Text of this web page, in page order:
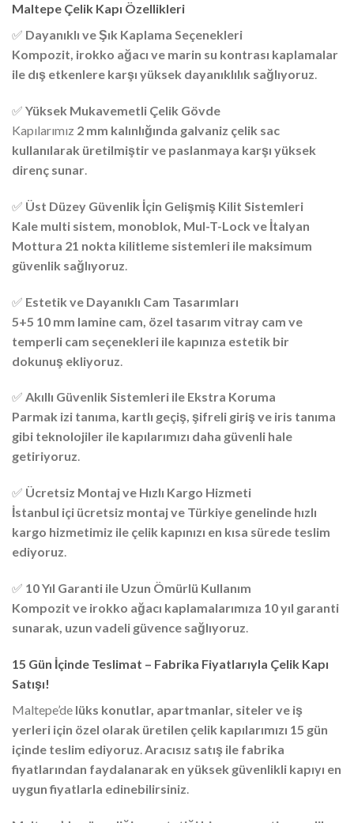
Maltepe Çelik Kapı Özellikleri
✅ Dayanıklı ve Şık Kaplama Seçenekleri
Kompozit, irokko ağacı ve marin su kontrası kaplamalar
ile dış etkenlere karşı yüksek dayanıklılık sağlıyoruz.
✅ Yüksek Mukavemetli Çelik Gövde
Kapılarımız 2 mm kalınlığında galvaniz çelik sac
kullanılarak üretilmiştir ve paslanmaya karşı yüksek
direnç sunar.
✅ Üst Düzey Güvenlik İçin Gelişmiş Kilit Sistemleri
Kale multi sistem, monoblok, Mul-T-Lock ve İtalyan
Mottura 21 nokta kilitleme sistemleri ile maksimum
güvenlik sağlıyoruz
✅ Estetik ve Dayanıklı Cam Tasarımları
5+5 10 mm lamine cam, özel tasarım vitray cam ve
temperli cam seçenekleri ile kapınıza estetik bir
dokunuş ekliyoruz
✅ Akıllı Güvenlik Sistemleri ile Ekstra Koruma
Parmak izi tanıma, kartlı geçiş, şifreli giriş ve iris tanıma
gibi teknolojiler ile kapılarımızı daha güvenli hale
getiriyoruz.
✅ Ücretsiz Montaj ve Hızlı Kargo Hizmeti
İstanbul içi ücretsiz montaj ve Türkiye genelinde hızlı
kargo hizmetimiz ile çelik kapınızı en kısa sürede teslim
ediyoruz.
✅ 10 Yıl Garanti ile Uzun Ömürlü Kullanım
Kompozit ve irokko ağacı kaplamalarımıza 10 yıl garanti
sunarak, uzun vadeli güvence sağlıyoruz.
15 Gün İçinde Teslimat – Fabrika Fiyatlarıyla Çelik Kapı
Satışı!
Maltepe’de lüks konutlar, apartmanlar, siteler ve iş
yerleri için özel olarak üretilen çelik kapılarımızı 15 gün
içinde teslim ediyoruz Aracısız satış ile fabrika
fiyatlarından faydalanarak en yüksek güvenlikli kapıyı en
uygun fiyatlarla edinebilirsiniz